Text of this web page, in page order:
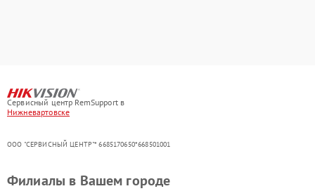
Сервисный центр RemSupport в
Нижневартовске
ООО "СЕРВИСНЫЙ ЦЕНТР"* 6685170650*668501001
Филиалы в Вашем городе